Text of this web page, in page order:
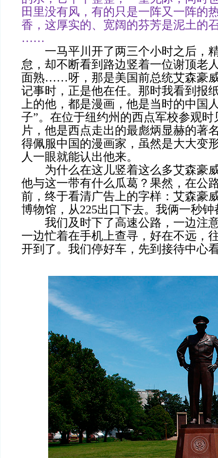
田里没有风，有的只是一阵又一阵的
香，这厚实的、宽阔的芬芳是泥土的
……
一马平川开了两三个小时之后，
怠，却不断看到路边竖着一位谢顶老
面熟……呀，那是美国前总统艾森豪
记事时，正是他在任。那时我看到报
上的他，都是漫画，他是当时的中国
子”。在位于纽约州的西点军校参观
片，他是西点走出的最彪炳显赫的著
得佩服中国的漫画家，虽然是大大变
人一眼就能认出他来。
为什么在这儿竖着这么多艾森豪
他与这一带有什么瓜葛？果然，在公
前，终于看清广告上的字样：艾森豪
博物馆，从225出口下去。我俩一秒
我们及时下了高速公路，一边注
一边忙着在手机上查寻，好在不远，
开到了。我们停好车，先到接待中心